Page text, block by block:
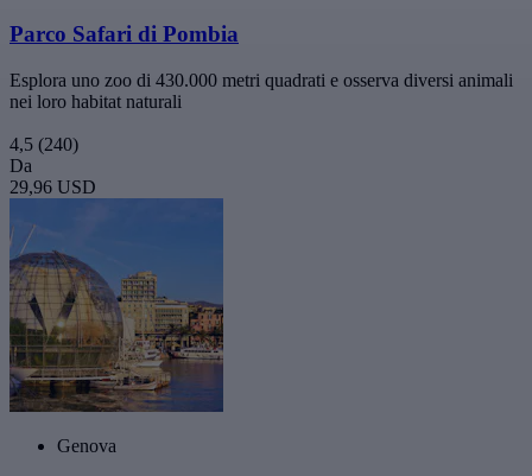
Parco Safari di Pombia
Esplora uno zoo di 430.000 metri quadrati e osserva diversi animali
nei loro habitat naturali
4,5 (240)
Da
29,96 USD
Genova